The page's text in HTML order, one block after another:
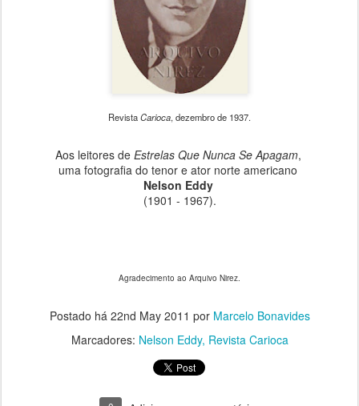
RevistaCarioca, dezembro de 1937.
Aos leitores de Estrelas Que Nunca Se Apagam,
uma fotografia do tenor e ator norte americano
Nelson Eddy
(1901 - 1967).
Agradecimento ao Arquivo Nirez.
Postado há 22nd May 2011 por Marcelo Bonavides
Marcadores: Nelson Eddy Revista Carioca